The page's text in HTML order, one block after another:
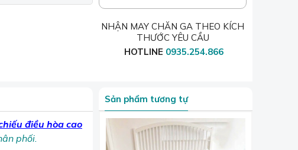
NHẬN MAY CHĂN GA THEO KÍCH
THƯỚC YÊU CẦU
HOTLINE 0935.254.866
điều hòa cao
phối.
Sản phẩm tương tự